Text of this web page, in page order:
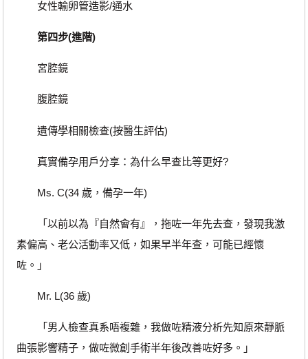
女性輸卵管造影/通水
第四步(進階)
宮腔鏡
腹腔鏡
遺傳學相關檢查(按醫生評估)
真實備孕用戶分享：為什么早查比等更好?
Ms. C(34 歲，備孕一年)
「以前以為『自然會有』，拖咗一年先去查，發現我激
素偏高、老公活動率又低，如果早半年查，可能已經懷
咗。」
Mr. L(36 歲)
「男人檢查真系唔複雜，我做咗精液分析先知原來靜脈
曲張影響精子，做咗微創手術半年後改善咗好多。」